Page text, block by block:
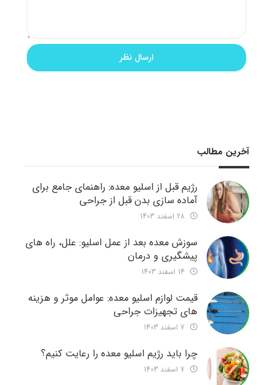
آخرین مطالب
رژیم قبل از اسلیو معده: راهنمای جامع برای
آماده سازی بدن قبل از جراحی
سوزش معده بعد از عمل اسلیو: علل، راه های
پیشگیری و درمان
قیمت لوازم اسلیو معده: عوامل موثر و هزینه
های تجهیزات جراحی
چرا باید رژیم اسلیو معده را رعایت کنیم؟